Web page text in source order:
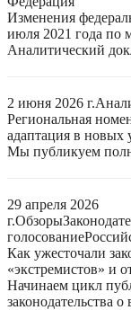
Изменения
июля 2021 года по
Аналитический
2 июня 2026 г.
Региональная
адаптация в новых
Мы публикуем
29 апреля 2026
г.Обзоры
голосование
Как ужесточали
«экстремистов» и
Начинаем цикл
законодательства